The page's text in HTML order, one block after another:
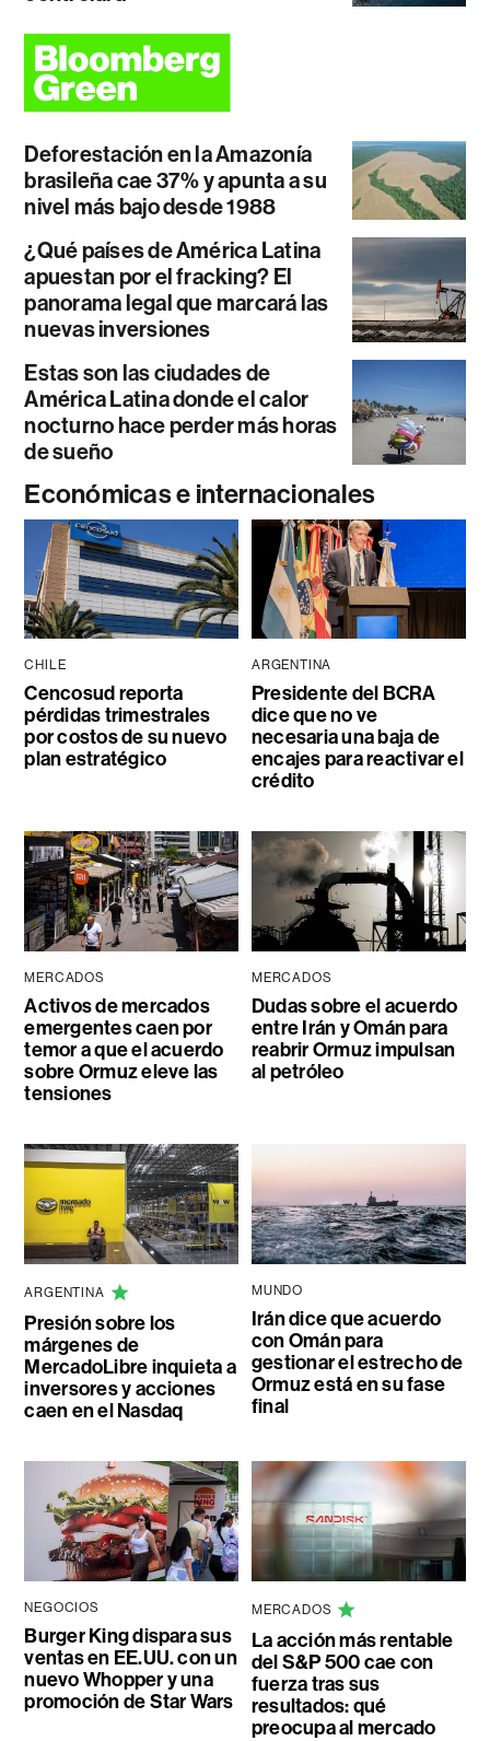
Deforestación en la Amazonía
brasileña cae 37% y apunta a su
nivel más bajo desde 1988
¿Qué países de América Latina
apuestan por el fracking? El
panorama legal que marcará las
nuevas inversiones
Estas son las ciudades de
América Latina donde el calor
nocturno hace perder más horas
de sueño
Económicas e internacionales
CHILE
Cencosud reporta
pérdidas trimestrales
por costos de su nuevo
plan estratégico
ARGENTINA
Presidente del BCRA
dice que no ve
necesaria una baja de
encajes para reactivar el
crédito
MERCADOS
Activos de mercados
emergentes caen por
temor a que el acuerdo
sobre Ormuz eleve las
tensiones
MERCADOS
Dudas sobre el acuerdo
entre Irán y Omán para
reabrir Ormuz impulsan
al petróleo
ARGENTINA
Presión sobre los
márgenes de
MercadoLibre inquieta a
inversores y acciones
caen en el Nasdaq
MUNDO
Irán dice que acuerdo
con Omán para
gestionar el estrecho de
Ormuz está en su fase
final
NEGOCIOS
Burger King dispara sus
ventas en EE.UU. con un
nuevo Whopper y una
promoción de Star Wars
MERCADOS
La acción más rentable
del S&P 500 cae con
fuerza tras sus
resultados: qué
preocupa al mercado